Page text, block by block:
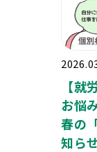
【
お悩
春の
知ら